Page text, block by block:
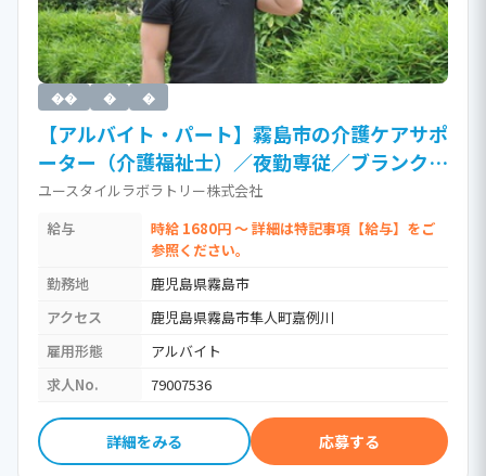
�� � �
【アルバイト・パート】霧島市の介護ケアサポ
ーター（介護福祉士）／夜勤専従／ブランク
OK／訪問介護（時給1,680円以上）［Jb］ /
介護福祉士・社会福祉士・社会福祉主事
ユースタイルラボラトリー株式会社
給与
時給 1680円 ～ 詳細は特記事項【給与】をご
参照ください。
勤務地
鹿児島県霧島市
アクセス
鹿児島県霧島市隼人町嘉例川
雇用形態
アルバイト
求人No.
79007536
詳細をみる 応募する